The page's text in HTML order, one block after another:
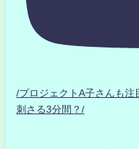
/プロジェクトA子さんも
刺さる3分間？/